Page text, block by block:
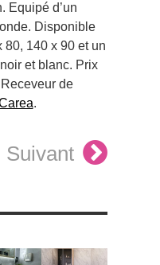
Equipé d’un
Disponible
80, 140 x 90 et un
et blanc. Prix
de
.
Suivant